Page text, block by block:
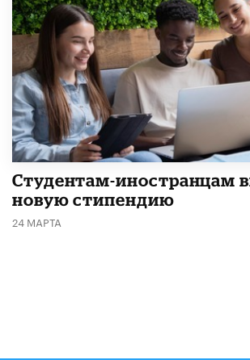
Студентам-иностранцам
новую стипендию
24 МАРТА